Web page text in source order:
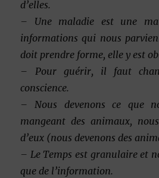
d’elles.
– Une maladie est une
informations qui nous
doit prendre forme, elle y est
– Pour guérir, il faut
conscience.
– Nous devenons ce que
mangeant des animaux,
d’eux (nous devenons des
– Le Temps est granulaire et
que de l’information.